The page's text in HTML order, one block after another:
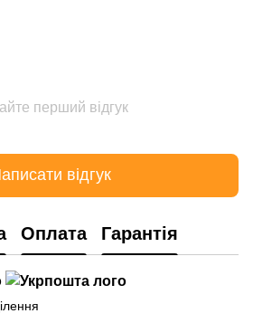
перший відгук
відгук
Оплата Гарантія